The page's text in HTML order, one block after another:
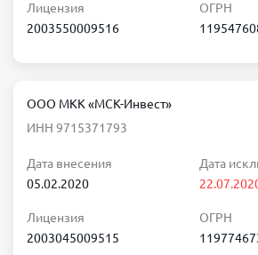
Лицензия
2003550009516
ОГРН
ООО МКК «МСК-Инвест»
ИНН 9715371793
Дата внесения
05.02.2020
Дата
Лицензия
2003045009515
ОГРН